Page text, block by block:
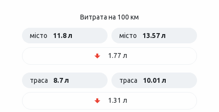
Витрата на 100 км
місто 11.8 л місто 13.57 л
1.77 л
траса 8.7 л траса 10.01 л
1.31 л